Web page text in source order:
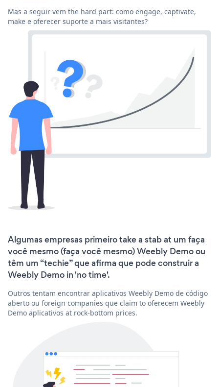
Mas a seguir vem the hard part: como engage, captivate,
make e oferecer suporte a mais visitantes?
Algumas empresas primeiro take a stab at um faça
você mesmo (faça você mesmo) Weebly Demo ou
têm um “techie” que afirma que pode construir a
Weebly Demo in 'no time'.
Outros tentam encontrar aplicativos Weebly Demo de código
aberto ou foreign companies que claim to oferecem Weebly
Demo aplicativos at rock-bottom prices.